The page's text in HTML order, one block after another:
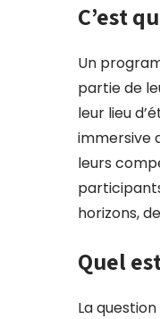
C’est
Un
partie de
leur lieu
immersive
leurs
horizons,
Quel
La